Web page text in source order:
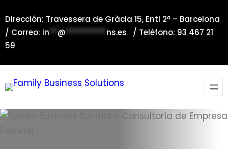
al
contenido
Dirección: Travessera de Gràcia 15, Entl 2ª – Barcelona
/ Correo: in**@**********ns.es / Teléfono: 93 467 21
59